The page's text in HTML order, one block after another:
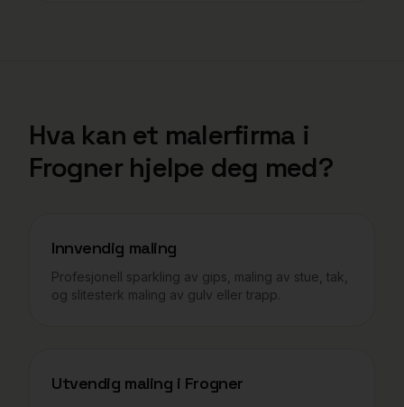
Hva kan et malerfirma i
Frognerhjelpe deg med?
Innvendig maling
Profesjonell sparkling av gips, maling av stue, tak,
og slitesterk maling av gulv eller trapp.
Utvendig maling i Frogner